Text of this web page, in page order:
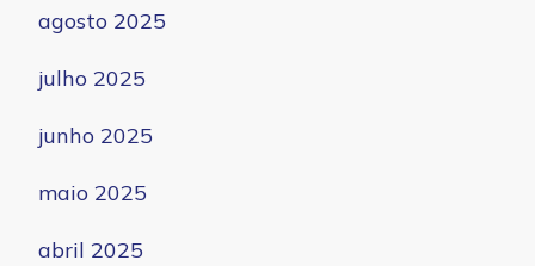
agosto 2025
julho 2025
junho 2025
maio 2025
abril 2025